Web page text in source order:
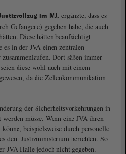
im MJ, ergänzte, dass es
Gefangene) gegeben habe, die auch
Diese hätten beaufsichtigt
es in der JVA einen zentralen
Dort säßen immer
diese wohl auch mit einem
da die Zellenkommunikation
der Sicherheitsvorkehrungen in
müsse. Wenn eine JVA ihren
beispielsweise durch personelle
dem Justizministerium berichten. So
JVA Halle jedoch nicht gegeben.